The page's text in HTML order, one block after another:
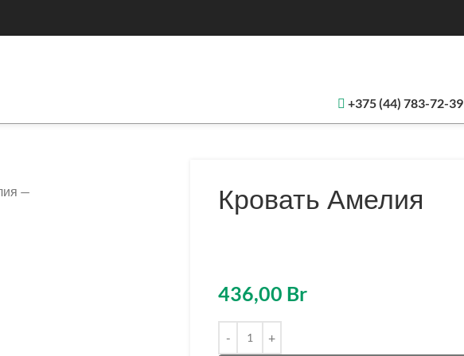
+375 (44) 783-72-39
Кровать Амелия
436,00 Br